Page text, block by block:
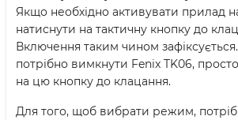
Якщо необхідно активувати прилад
натиснути на тактичну кнопку до
Включення таким чином
потрібно вимкнути Fenix TK06,
на цю кнопку до клацання.
Для того, щоб вибрати режим,